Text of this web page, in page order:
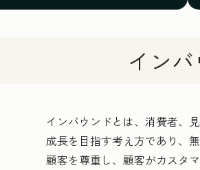
イン
インバウンドとは、消費者、
成長を目指す考え方であり、
顧客を尊重し、顧客がカスタ